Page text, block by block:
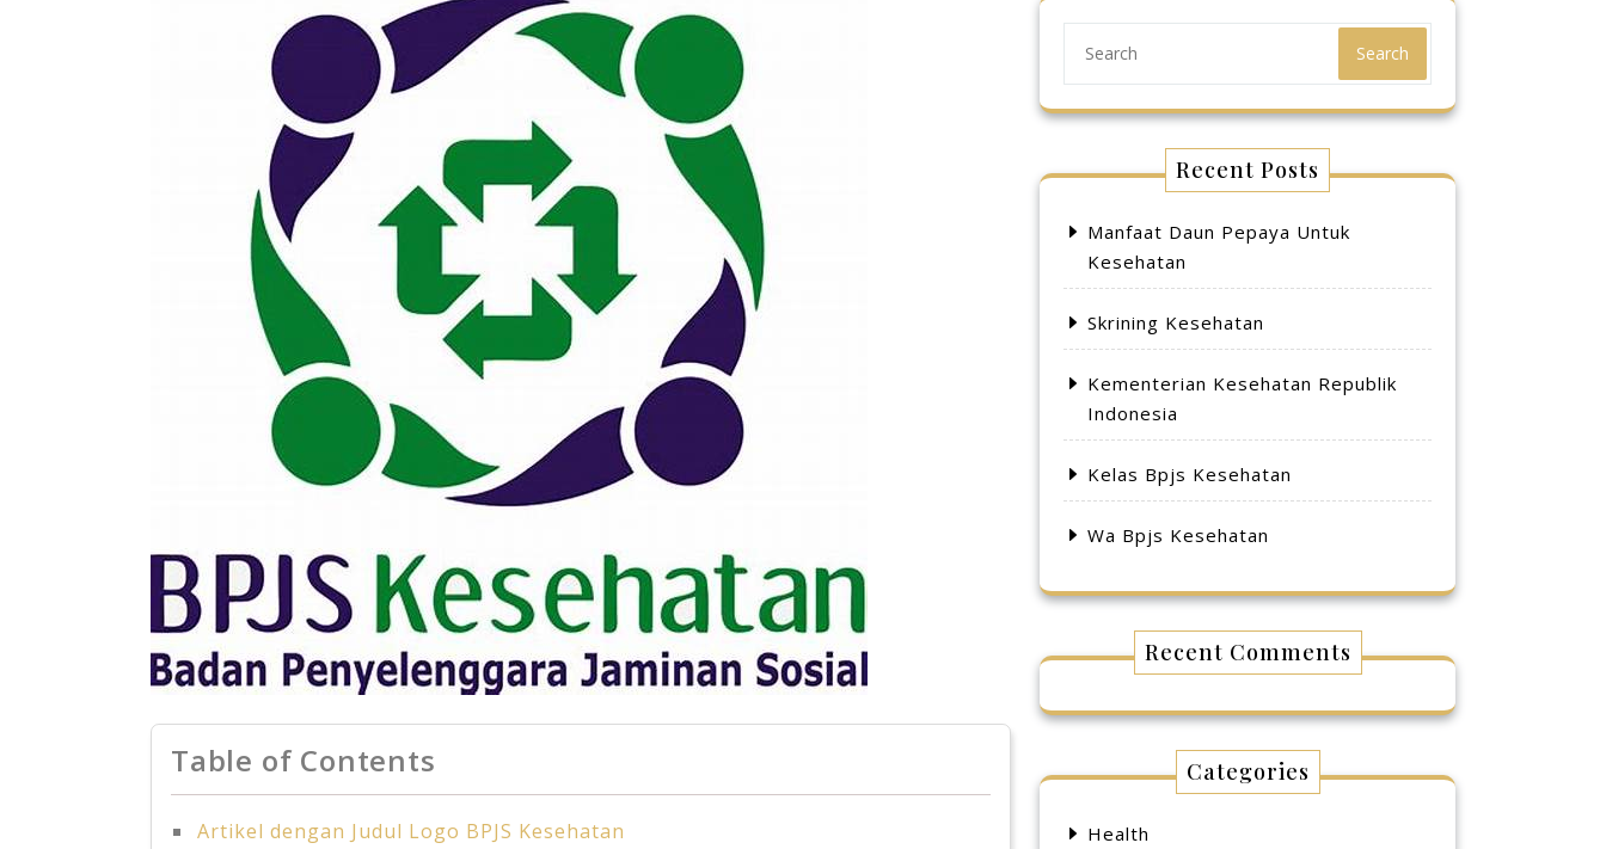
Table of Contents
Artikel dengan Judul Logo BPJS Kesehatan
Search
Recent Posts
Manfaat Daun Pepaya Untuk
Kesehatan
Skrining Kesehatan
Kementerian Kesehatan Republik
Indonesia
Kelas Bpjs Kesehatan
Wa Bpjs Kesehatan
Recent Comments
Categories
Health